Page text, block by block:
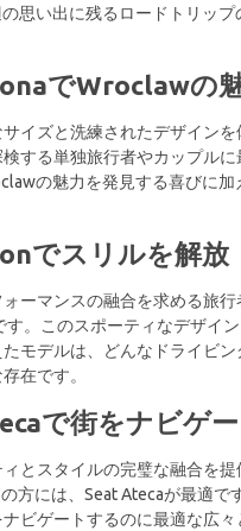
思い出に残るロードトリップ
でWroclawの
イズと洗練されたデザインを
する単独旅行者やカップル
の魅力を発見する喜びに加
でスリルを解放
ーマンスの融合を求める旅行
す。このスポーティなデザイ
モデルは、どんなドライビ
在です。
で街をナビゲー
とスタイルの完璧な融合を提
方には、Seat Atecaが最適で
ビゲートするのに最適な広々